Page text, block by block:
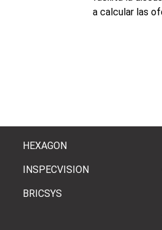
a calcular las
HEXAGON
INSPECVISION
BRICSYS